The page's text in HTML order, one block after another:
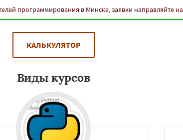
программирования в Минске, заявки направляйте на
КАЛЬКУЛЯТОР
Виды курсов